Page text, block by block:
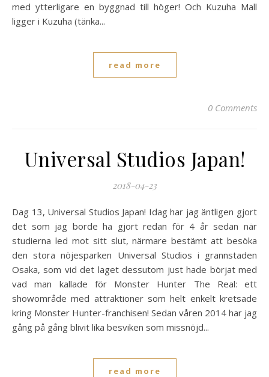
med ytterligare en byggnad till höger! Och Kuzuha Mall
ligger i Kuzuha (tänka...
read more
0 Comments
Universal Studios Japan!
2018-04-23
Dag 13, Universal Studios Japan! Idag har jag äntligen gjort
det som jag borde ha gjort redan för 4 år sedan när
studierna led mot sitt slut, närmare bestämt att besöka
den stora nöjesparken Universal Studios i grannstaden
Osaka, som vid det laget dessutom just hade börjat med
vad man kallade för Monster Hunter The Real: ett
showområde med attraktioner som helt enkelt kretsade
kring Monster Hunter-franchisen! Sedan våren 2014 har jag
gång på gång blivit lika besviken som missnöjd...
read more